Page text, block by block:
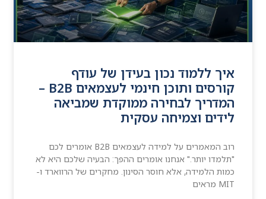
איך ללמוד נכון בעידן של עודף
קורסים ותוכן חינמי לעצמאים B2B –
המדריך לבחירה ממוקדת שמביאה
לידים וצמיחה עסקית
רוב המאמרים על למידה לעצמאים B2B אומרים לכם
"תלמדו יותר." אנחנו אומרים ההפך: הבעיה שלכם היא לא
כמות הלמידה, אלא חוסר הסינון. מחקרים של הרווארד ו-
MIT מראים